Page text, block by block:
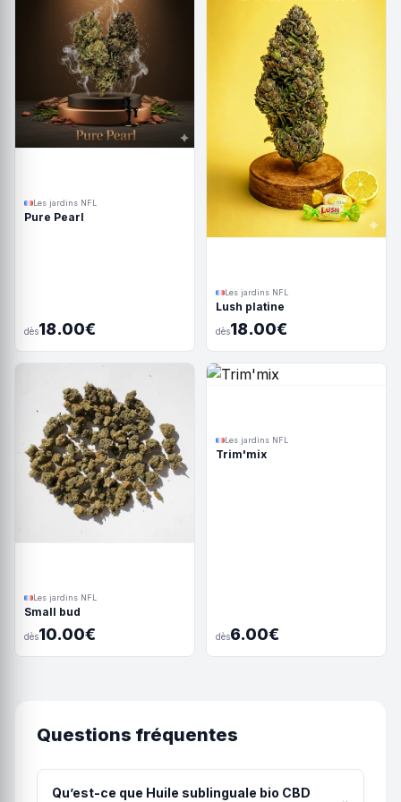
Les jardins NFL
Pure Pearl
dès18.00€
Les jardins NFL
Lush platine
dès18.00€
Les jardins NFL
Small bud
dès10.00€
Les jardins NFL
Trim'mix
dès6.00€
Questions fréquentes
Qu’est-ce que Huile sublinguale bio CBD